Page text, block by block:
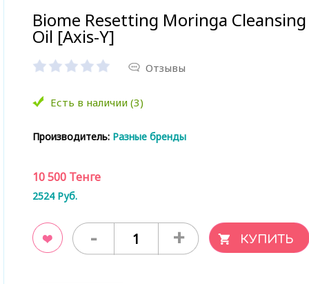
Biome Resetting Moringa Cleansing
Oil [Axis-Y]
Отзывы
Есть в наличии (3)
Производитель: Разные бренды
10 500 Тенге
2524 Руб.
- +